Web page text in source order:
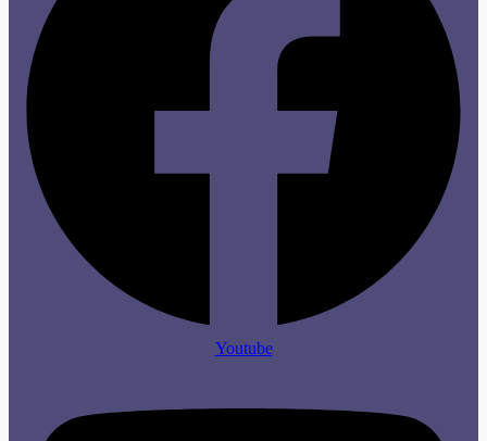
Youtube